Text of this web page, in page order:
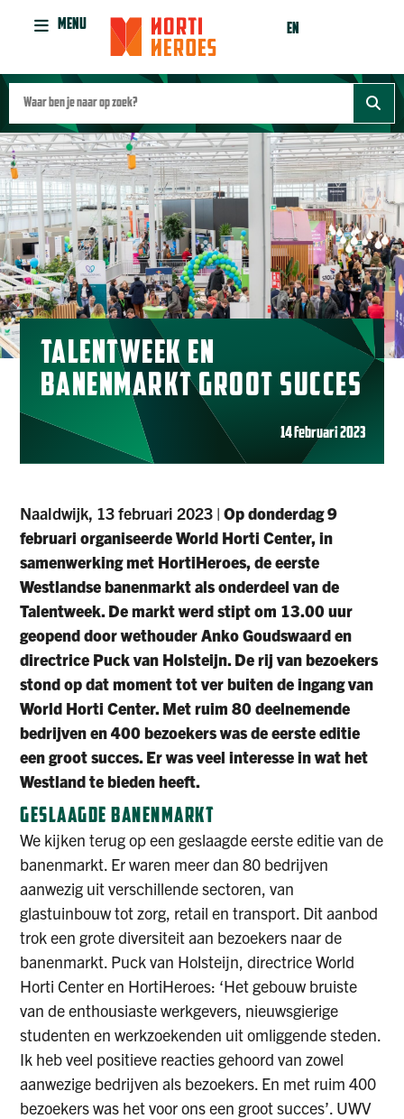
MENU EN
TALENTWEEK EN
BANENMARKT GROOT SUCCES
14 februari 2023
Naaldwijk, 13 februari 2023 | Op donderdag 9
februari organiseerde World Horti Center, in
samenwerking met HortiHeroes, de eerste
Westlandse banenmarkt als onderdeel van de
Talentweek. De markt werd stipt om 13.00 uur
geopend door wethouder Anko Goudswaard en
directrice Puck van Holsteijn. De rij van bezoekers
stond op dat moment tot ver buiten de ingang van
World Horti Center. Met ruim 80 deelnemende
bedrijven en 400 bezoekers was de eerste editie
een groot succes. Er was veel interesse in wat het
Westland te bieden heeft.
GESLAAGDE BANENMARKT
We kijken terug op een geslaagde eerste editie van de
banenmarkt. Er waren meer dan 80 bedrijven
aanwezig uit verschillende sectoren, van
glastuinbouw tot zorg, retail en transport. Dit aanbod
trok een grote diversiteit aan bezoekers naar de
banenmarkt. Puck van Holsteijn, directrice World
Horti Center en HortiHeroes: ‘Het gebouw bruiste
van de enthousiaste werkgevers, nieuwsgierige
studenten en werkzoekenden uit omliggende steden.
Ik heb veel positieve reacties gehoord van zowel
aanwezige bedrijven als bezoekers. En met ruim 400
bezoekers was het voor ons een groot succes’. UWV